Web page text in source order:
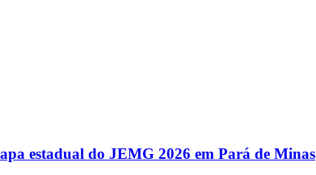
estadual do JEMG 2026 em Pará de Minas